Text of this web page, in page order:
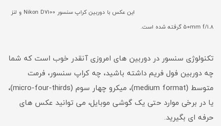
این عکس با دوربین کراپ سنسور Nikon D7100 و لنز
۵۰mm f/1.8 گرفته شده است.
تکنولوژی سنسور در دوربین های امروزی آنقدر خوب است که شما
چه دوربین فول فریم داشته باشید، چه کراپ سنسور، فرمت
متوسط (medium format)، میکرو چهار سوم (micro-four-thirds)،
یا در برخی موارد حتی یک گوشی موبایل، می توانید عکس های
حرفه ای بگیرید.